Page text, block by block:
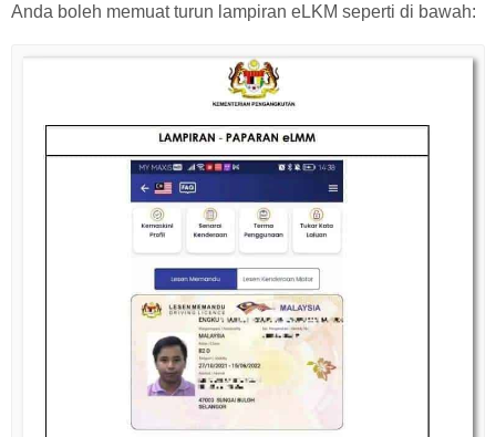
Anda boleh memuat turun lampiran eLKM seperti di bawah: